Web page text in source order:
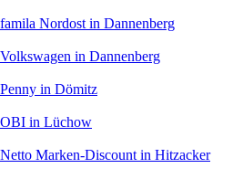
famila Nordost in Dannenberg
Volkswagen in Dannenberg
Penny in Dömitz
OBI in Lüchow
Netto Marken-Discount in Hitzacker